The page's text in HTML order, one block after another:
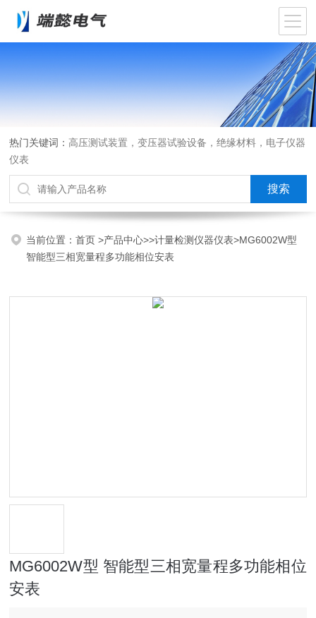
热门关键词： 高压测试装置，变压器试验设备，绝缘材料，电子仪器
仪表
当前位置：首页>产品中心>>计量检测仪器仪表>MG6002W型
智能型三相宽量程多功能相位安表
MG6002W型 智能型三相宽量程多功能相位
安表